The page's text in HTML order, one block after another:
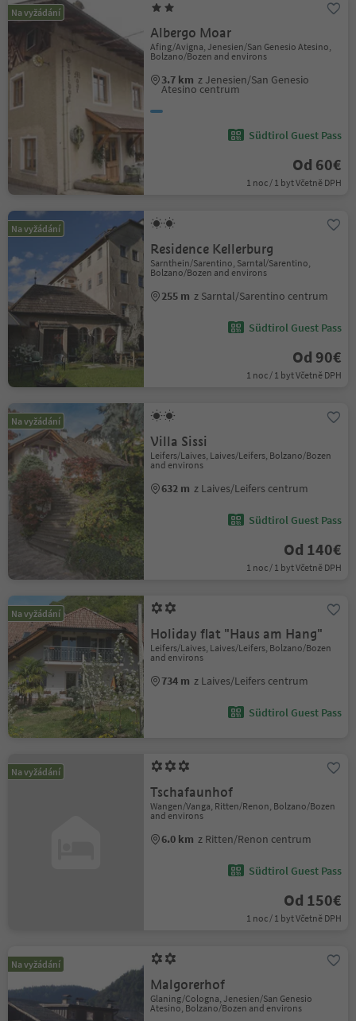
Na vyžádání
Albergo Moar
Afing/Avigna, Jenesien/San Genesio Atesino,
Bolzano/Bozen and environs
3.7 km z Jenesien/San Genesio
Atesino centrum
Südtirol Guest Pass
Od 60€
1 noc / 1 byt Včetně DPH
Na vyžádání
Residence Kellerburg
Sarnthein/Sarentino, Sarntal/Sarentino,
Bolzano/Bozen and environs
255 m z Sarntal/Sarentino centrum
Südtirol Guest Pass
Od 90€
1 noc / 1 byt Včetně DPH
Na vyžádání
Villa Sissi
Leifers/Laives, Laives/Leifers, Bolzano/Bozen
and environs
632 m z Laives/Leifers centrum
Südtirol Guest Pass
Od 140€
1 noc / 1 byt Včetně DPH
Na vyžádání
Holiday flat "Haus am Hang"
Leifers/Laives, Laives/Leifers, Bolzano/Bozen
and environs
734 m z Laives/Leifers centrum
Südtirol Guest Pass
Na vyžádání
Tschafaunhof
Wangen/Vanga, Ritten/Renon, Bolzano/Bozen
and environs
6.0 km z Ritten/Renon centrum
Südtirol Guest Pass
Od 150€
1 noc / 1 byt Včetně DPH
Na vyžádání
Malgorerhof
Glaning/Cologna, Jenesien/San Genesio
Atesino, Bolzano/Bozen and environs